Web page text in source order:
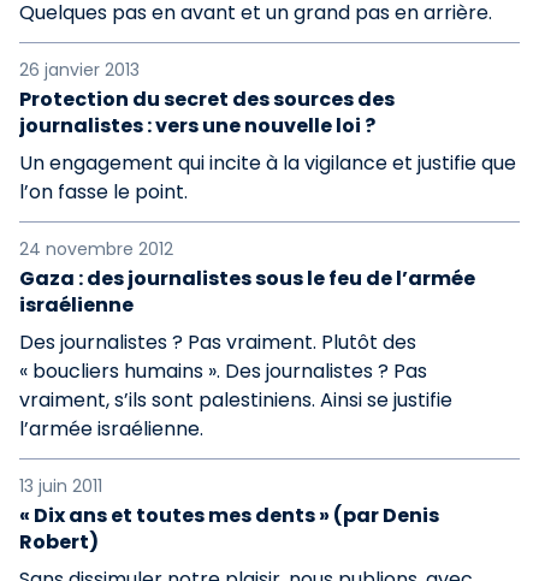
Quelques pas en avant et un grand pas en arrière.
26 janvier 2013
Protection du secret des sources des
journalistes : vers une nouvelle loi ?
Un engagement qui incite à la vigilance et justifie que
l’on fasse le point.
24 novembre 2012
Gaza : des journalistes sous le feu de l’armée
israélienne
Des journalistes ? Pas vraiment. Plutôt des
« boucliers humains ». Des journalistes ? Pas
vraiment, s’ils sont palestiniens. Ainsi se justifie
l’armée israélienne.
13 juin 2011
« Dix ans et toutes mes dents » (par Denis
Robert)